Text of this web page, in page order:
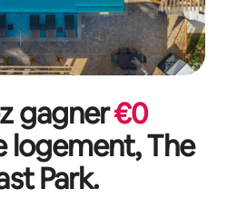
gagner€0
logement,The
Park.